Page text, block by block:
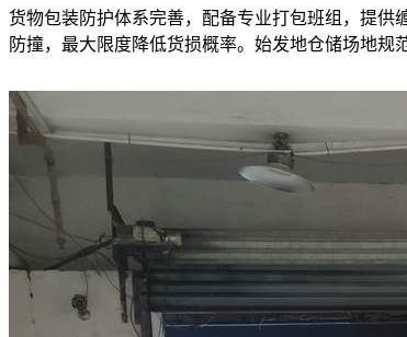
货物包装防护体系完善，配备专业打包班组，提
防撞，最大限度降低货损概率。始发地仓储场地规